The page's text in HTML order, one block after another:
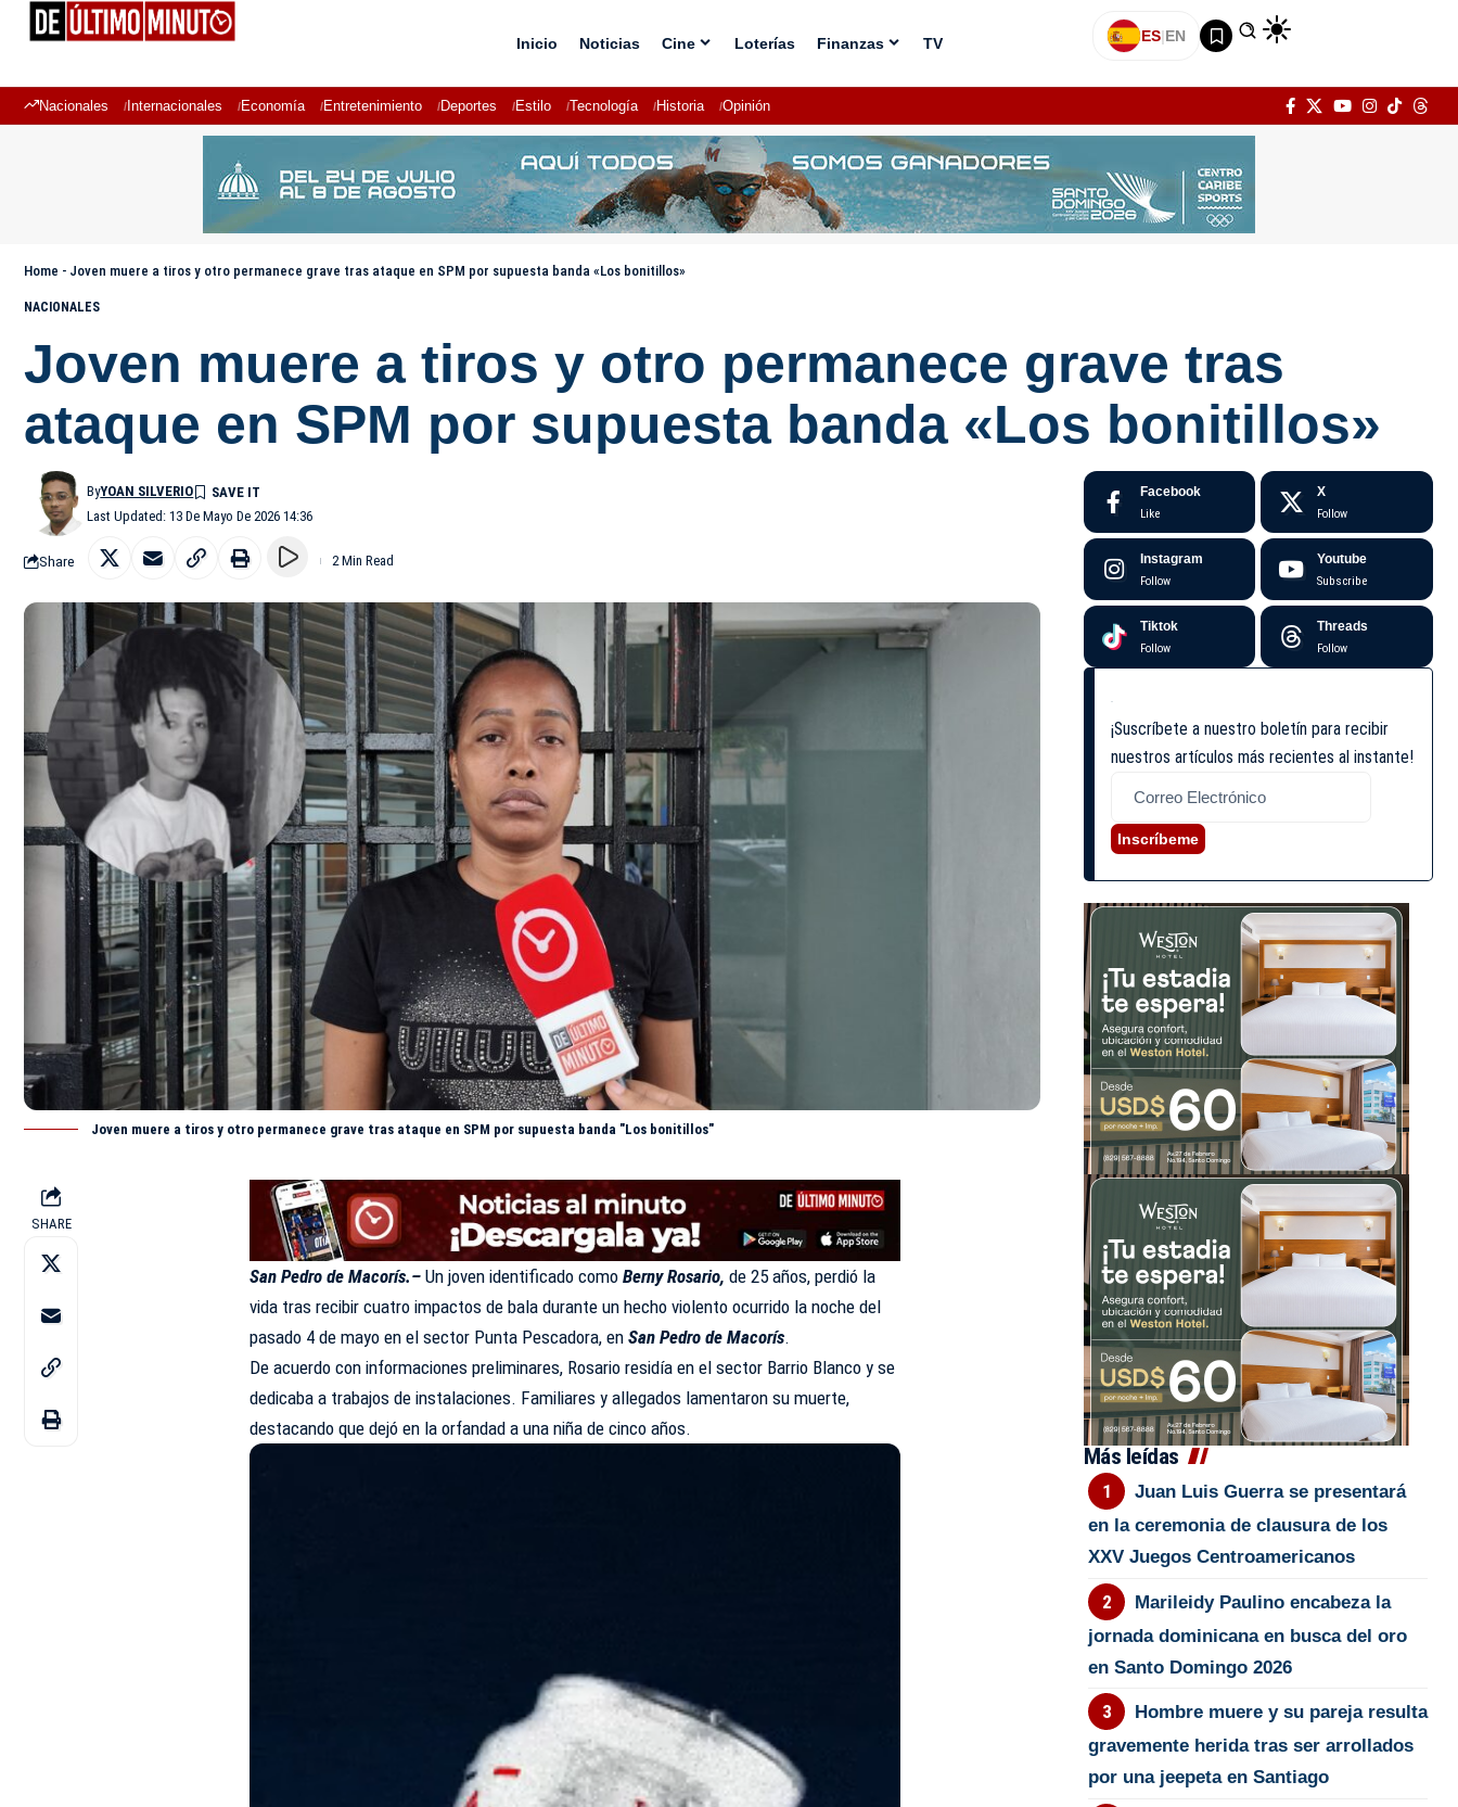
Inicio Noticias Cine Loterías Finanzas TV ES|EN
Nacionales Internacionales Economía Entretenimiento Deportes Estilo Tecnología Historia Opinión
Home - Joven muere a tiros y otro permanece grave tras ataque en SPM por supuesta banda «Los bonitillos»
NACIONALES
Joven muere a tiros y otro permanece grave tras
ataque en SPM por supuesta banda «Los bonitillos»
Last Updated: 13 De Mayo De 2026 14:36
ByYOAN SILVERIO
Share 2 Min Read
Joven muere a tiros y otro permanece grave tras ataque en SPM por supuesta banda "Los bonitillos"
SHARE
San Pedro de Macorís.–Un joven identificado comoBerny Rosario,de 25 años, perdió la
vida tras recibir cuatro impactos de bala durante un hecho violento ocurrido la noche del
pasado 4 de mayo en el sector Punta Pescadora, enSan Pedro de Macorís.
De acuerdo con informaciones preliminares, Rosario residía en el sector Barrio Blanco y se
dedicaba a trabajos de instalaciones. Familiares y allegados lamentaron su muerte,
destacando que dejó en la orfandad a una niña de cinco años.
Facebook
Like
X
Follow
Instagram
Follow
Youtube
Subscribe
Tiktok
Follow
Threads
Follow
¡Suscríbete a nuestro boletín para recibir
nuestros artículos más recientes al instante!
Inscríbeme
Más leídas
Juan Luis Guerra se presentará
en la ceremonia de clausura de los
XXV Juegos Centroamericanos
Marileidy Paulino encabeza la
jornada dominicana en busca del oro
en Santo Domingo 2026
Hombre muere y su pareja resulta
gravemente herida tras ser arrollados
por una jeepeta en Santiago